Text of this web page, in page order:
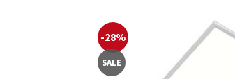
-28%
SALE